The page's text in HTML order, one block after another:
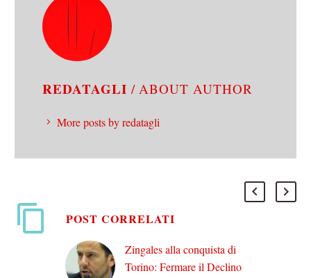
REDATAGLI / ABOUT AUTHOR
More posts by redatagli
POST CORRELATI
Zingales alla conquista di
Torino: Fermare il Declino